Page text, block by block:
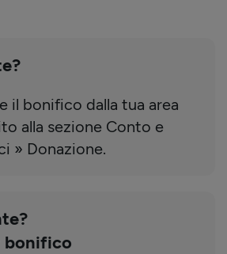
il bonifico dalla tua area
alla sezione Conto e
» Donazione.
bonifico